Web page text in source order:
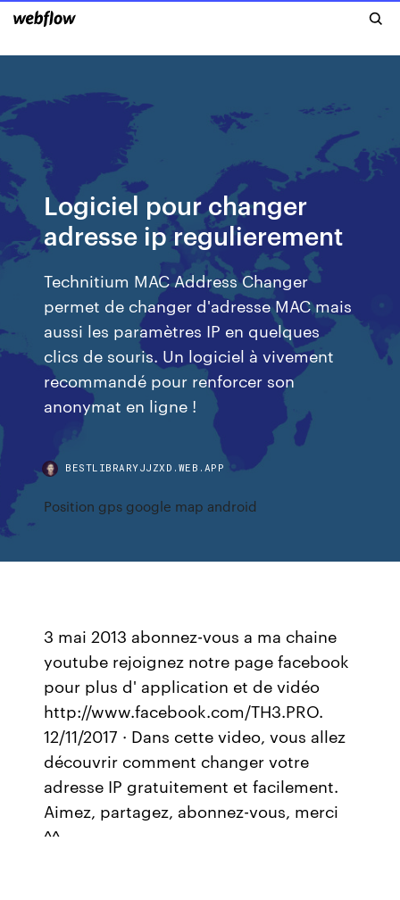
Logiciel pour changer
adresse ip regulierement
Technitium MAC Address Changer
permet de changer d'adresse MAC mais
aussi les paramètres IP en quelques
clics de souris. Un logiciel à vivement
recommandé pour renforcer son
anonymat en ligne !
BESTLIBRARYJJZXD.WEB.APP
Position gps google map android
3 mai 2013 abonnez-vous a ma chaine
youtube rejoignez notre page facebook
pour plus d' application et de vidéo
http://www.facebook.com/TH3.PRO.
12/11/2017 · Dans cette video, vous allez
découvrir comment changer votre
adresse IP gratuitement et facilement.
Aimez, partagez, abonnez-vous, merci
^^